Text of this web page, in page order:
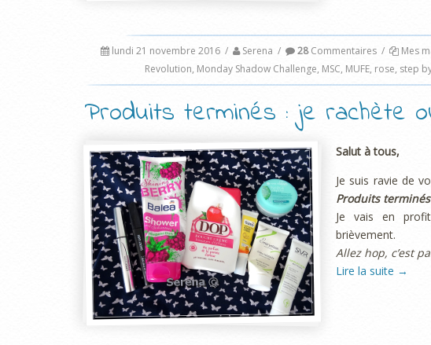
lundi 21 novembre 2016 / Serena / 28Commentaires / Mes
Revolution, Monday Shadow Challenge, MSC, MUFE, rose, step
Produits terminés : je rachète
Salut à tous,
Je suis ravie de
Produits
Je vais en
brièvement.
Allez hop, c’est
Lire la suite →